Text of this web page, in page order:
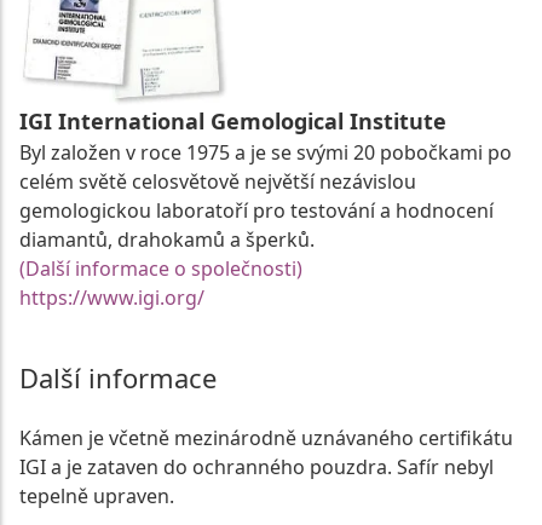
IGI International Gemological Institute
Byl založen v roce 1975 a je se svými 20 pobočkami po
celém světě celosvětově největší nezávislou
gemologickou laboratoří pro testování a hodnocení
diamantů, drahokamů a šperků.
(Další informace o společnosti)
https://www.igi.org/
Další informace
Kámen je včetně mezinárodně uznávaného certifikátu
IGI a je zataven do ochranného pouzdra. Safír nebyl
tepelně upraven.